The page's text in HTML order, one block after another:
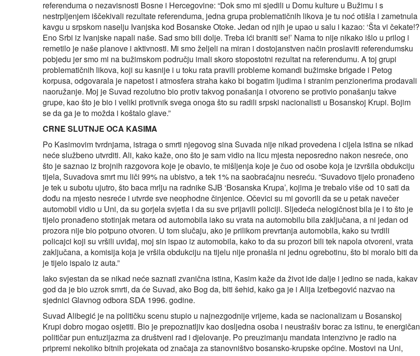
referenduma o nezavisnosti Bosne i Hercegovine: “Dok smo mi sjedili u Domu kulture u Bužimu i s
nestrpljenjem iščekivali rezultate referenduma, jedna grupa problematičnih likova je tu noć otišla i zametnula
kavgu u srpskom naselju Ivanjska kod Bosanske Otoke. Jedan od njih je upao u salu i kazao: ‘Šta vi čekate!?
Eno Srbi iz Ivanjske napali naše. Sad smo bili dolje. Treba ići braniti se!’ Nama to nije nikako išlo u prilog i
remetilo je naše planove i aktivnosti. Mi smo željeli na miran i dostojanstven način proslaviti referendumsku
pobjedu jer smo mi na bužimskom području imali skoro stopostotni rezultat na referendumu. A toj grupi
problematičnih likova, koji su kasnije i u toku rata pravili probleme komandi bužimske brigade i Petog
korpusa, odgovarala je napetost i atmosfera straha kako bi bogatim ljudima i stranim penzionerima prodavali
naoružanje. Moj je Suvad rezolutno bio protiv takvog ponašanja i otvoreno se protivio ponašanju takve
grupe, kao što je bio i veliki protivnik svega onoga što su radili srpski nacionalisti u Bosanskoj Krupi. Bojim
se da ga je to možda i koštalo glave.”
CRNE SLUTNJE OCA KASIMA
Po Kasimovim tvrdnjama, istraga o smrti njegovog sina Suvada nije nikad provedena i cijela istina se nikad
neće službeno utvrditi. Ali, kako kaže, ono što je sam vidio na licu mjesta neposredno nakon nesreće, ono
što je saznao iz brojnih razgovora koje je obavio, te mišljenja koje je čuo od osobe koja je izvršila obdukciju
tijela, Suvadova smrt mu liči 99% na ubistvo, a tek 1% na saobraćajnu nesreću. “Suvadovo tijelo pronađeno
je tek u subotu ujutro, što baca mrlju na radnike SJB ‘Bosanska Krupa’, kojima je trebalo više od 10 sati da
dođu na mjesto nesreće i utvrde sve neophodne činjenice. Očevici su mi govorili da se u petak navečer
automobil vidio u Uni, da su gorjela svjetla i da su sve prijavili policiji. Sljedeća nelogičnost bila je i to što je
tijelo pronađeno stotinjak metara od automobila iako su vrata na automobilu bila zaključana, a ni jedan od
prozora nije bio potpuno otvoren. U tom slučaju, ako je prilikom prevrtanja automobila, kako su tvrdili
policajci koji su vršili uviđaj, moj sin ispao iz automobila, kako to da su prozori bili tek napola otvoreni, vrata
zaključana, a komisija koja je vršila obdukciju na tijelu nije pronašla ni jednu ogrebotinu, što bi moralo biti da
je tijelo ispalo iz auta.”
Iako svjestan da se nikad neće saznati zvanična istina, Kasim kaže da život ide dalje i jedino se nada, kakav
god da je bio uzrok smrti, da će Suvad, ako Bog da, biti šehid, kako ga je i Alija Izetbegović nazvao na
sjednici Glavnog odbora SDA 1996. godine.
Suvad Alibegić je na političku scenu stupio u najnezgodnije vrijeme, kada se nacionalizam u Bosanskoj
Krupi dobro mogao osjetiti. Bio je prepoznatljiv kao dosljedna osoba i neustrašiv borac za istinu, te energičan
političar pun entuzijazma za društveni rad i djelovanje. Po preuzimanju mandata intenzivno je radio na
pripremi nekoliko bitnih projekata od značaja za stanovništvo bosansko-krupske općine. Mostovi na Uni,